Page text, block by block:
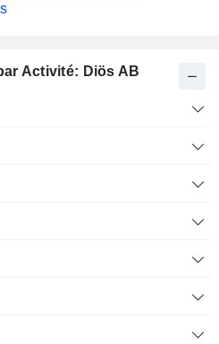
Activité: Diös AB